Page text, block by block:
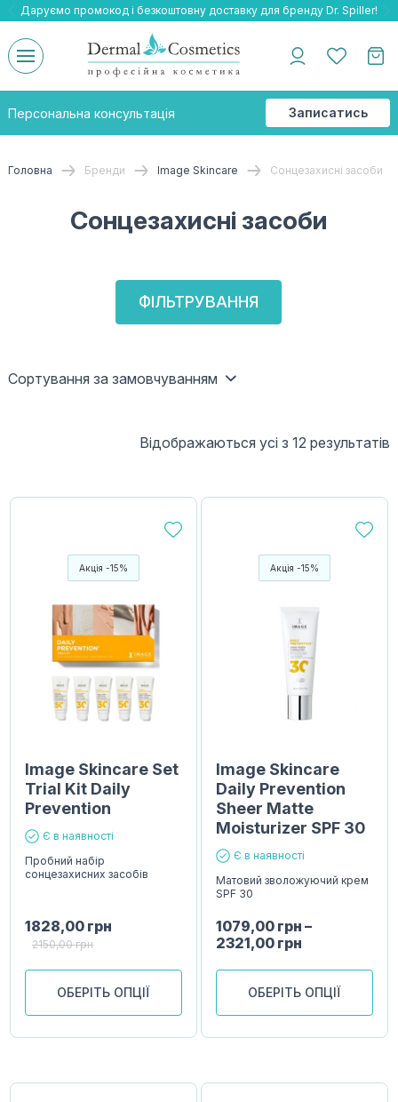
Даруємо безкоштовну доставку та подарнки до бренду Braderm!
-25% на весь бренд HOLY LAND!
Даруємо промокод і безкоштовну доставку для бренду Dr. Spiller!
Персональна консультація
Записатись
на
Головна Бренди Image Skincare Сонцезахисні засоби
Сонцезахисні засоби
ФІЛЬТРУВАННЯ
Сортування за замовчуванням
Відображаються усі з 12 результатів
Акція -15%
Image Skincare Set
Trial Kit Daily
Prevention
Є в наявності
Пробний набір
сонцезахисних засобів
1828,00 грн
2150,00грн
ОБЕРІТЬ ОПЦІЇ
Акція -15%
Image Skincare
Daily Prevention
Sheer Matte
Moisturizer SPF 30
Є в наявності
Матовий зволожуючий крем
SPF 30
1079,00 грн –
2321,00 грн
ОБЕРІТЬ ОПЦІЇ